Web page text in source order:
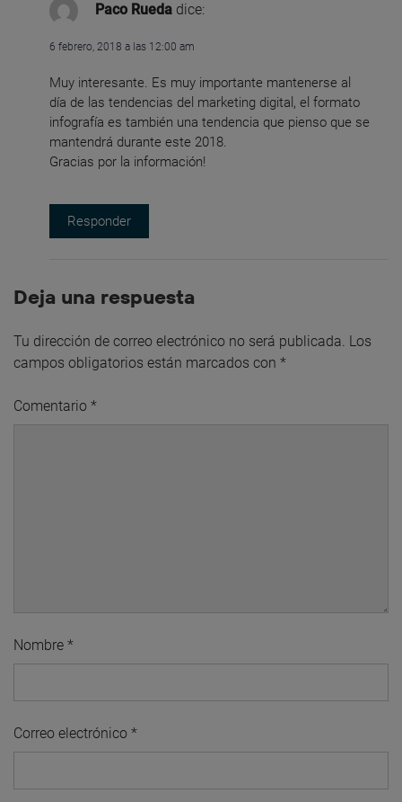
Paco Rueda dice:
6 febrero, 2018 a las 12:00 am
Muy interesante. Es muy importante mantenerse al
día de las tendencias del marketing digital, el formato
infografía es también una tendencia que pienso que se
mantendrá durante este 2018.
Gracias por la información!
Responder
Deja una respuesta
Tu dirección de correo electrónico no será publicada. Los
campos obligatorios están marcados con *
Comentario *
Nombre *
Correo electrónico *